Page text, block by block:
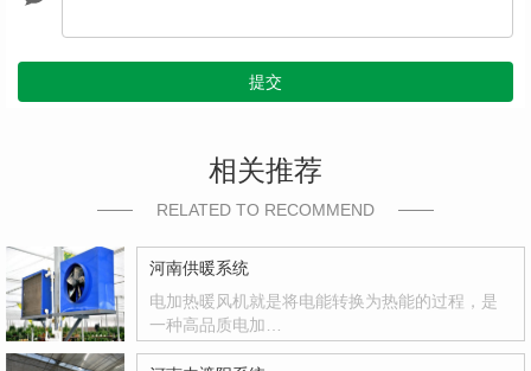
提交
相关推荐
RELATED TO RECOMMEND
河南供暖系统
电加热暖风机就是将电能转换为热能的过程，是
一种高品质电加…